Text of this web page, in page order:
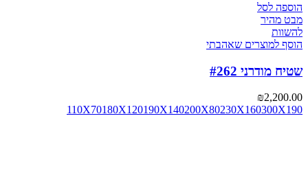
הוספה לסל
מבט מהיר
להשוות
הוסף למוצרים שאהבתי
שטיח מודרני #262
₪2,200.00
110X70180X120190X140200X80230X160300X190